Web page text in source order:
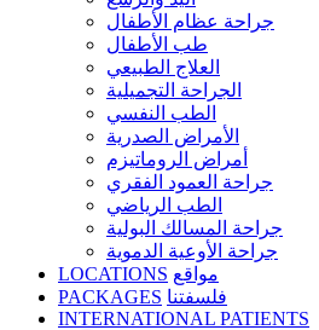
جراحة عظام الأطفال
طب الأطفال
العلاج الطبيعي
الجراحة التجميلية
الطب النفسي
الأمراض الصدرية
أمراض الروماتيزم
جراحة العمود الفقري
الطب الرياضي
جراحة المسالك البولية
جراحة الأوعية الدموية
LOCATIONS مواقع
PACKAGES فلسفتنا
INTERNATIONAL PATIENTS